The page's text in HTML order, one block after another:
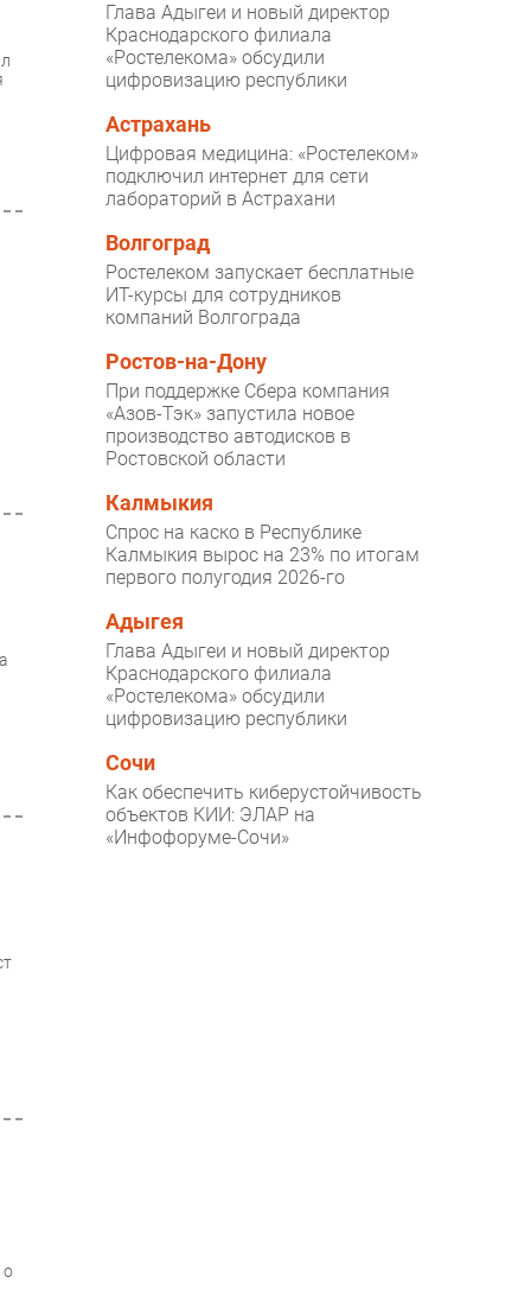
Проекты
IT класс
Каталог компаний
о
Глава Адыгеи и новый директор
Краснодарского филиала
«Ростелекома» обсудили
цифровизацию республики
Астрахань
Цифровая медицина: «Ростелеком»
подключил интернет для сети
лабораторий в Астрахани
Волгоград
Ростелеком запускает бесплатные
ИТ-курсы для сотрудников
компаний Волгограда
Ростов-на-Дону
При поддержке Сбера компания
«Азов-Тэк» запустила новое
производство автодисков в
Ростовской области
Калмыкия
Спрос на каско в Республике
Калмыкия вырос на 23% по итогам
первого полугодия 2026-го
Адыгея
Глава Адыгеи и новый директор
Краснодарского филиала
«Ростелекома» обсудили
цифровизацию республики
Сочи
Как обеспечить киберустойчивость
объектов КИИ: ЭЛАР на
«Инфофоруме-Сочи»